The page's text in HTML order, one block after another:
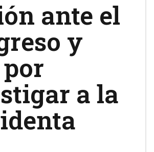
ante el
y
a la